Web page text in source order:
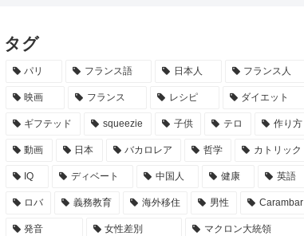
タグ
パリ フランス語 日本人 フランス人
映画 フランス レシピ ダイエット
ギフテッド squeezie 子供 テロ 作り方
動画 日本 バカロレア 哲学 カトリック
IQ ディベート 中国人 健康 英語
ロバ 義務教育 海外移住 男性 Carambar
発音 女性差別 マクロン大統領